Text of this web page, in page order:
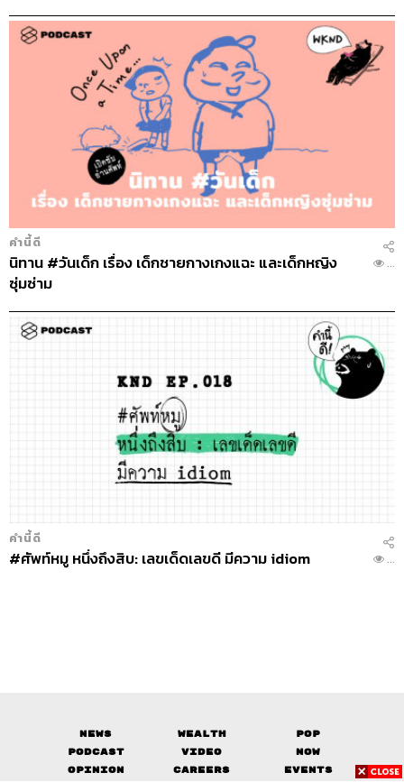
คำนี้ดี
นิทาน #วันเด็ก เรื่อง เด็กชายกางเกงแฉะ และเด็กหญิง
ซุ่มซ่าม
...
คำนี้ดี
#ศัพท์หมู หนึ่งถึงสิบ: เลขเด็ดเลขดี มีความ idiom ...
News Wealth
Pop
Podcast
Video
Now
Opinion
Careers Events